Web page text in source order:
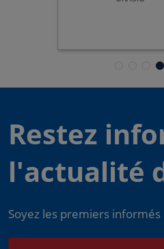
Restez
l'actualité
Soyez les premiers